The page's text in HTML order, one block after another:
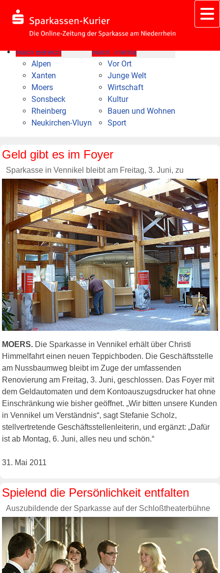
Nach Bereich
Alpen
Xanten
Moers
Sonsbeck
Rheinberg
Neukirchen-Vluyn
Nach Thema
Vor Ort
Junge Welt
Wirtschaft
Kultur
Bauen und Wohnen
Sport
Geld gibt es im Foyer
Sparkasse in Vennikel bleibt am Freitag, 3. Juni, zu
MOERS. Die Sparkasse in Vennikel erhält über Christi
Himmelfahrt einen neuen Teppichboden. Die Geschäftsstelle
am Nussbaumweg bleibt im Zuge der umfassenden
Renovierung am Freitag, 3. Juni, geschlossen. Das Foyer mit
dem Geldautomaten und dem Kontoauszugsdrucker hat ohne
Einschränkung wie bisher geöffnet. „Wir bitten unsere Kunden
in Vennikel um Verständnis“, sagt Stefanie Scholz,
stellvertretende Geschäftsstellenleiterin, und ergänzt: „Dafür
ist ab Montag, 6. Juni, alles neu und schön.“
31. Mai 2011
Spielend die Persönlichkeit entfalten
Auszubildende der Sparkasse auf der Schloßtheaterbühne